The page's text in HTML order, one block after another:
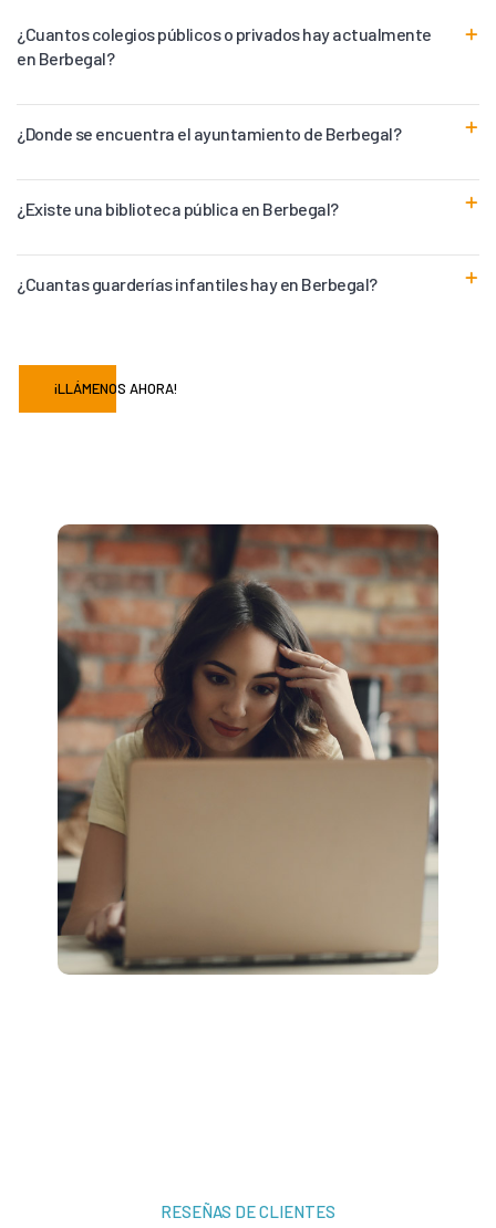
¿Cuantos colegios públicos o privados hay actualmente
en Berbegal?
¿Donde se encuentra el ayuntamiento de Berbegal?
¿Existe una biblioteca pública en Berbegal?
¿Cuantas guarderías infantiles hay en Berbegal?
¡LLÁMENOS AHORA!
RESEÑAS DE CLIENTES